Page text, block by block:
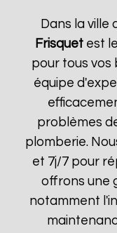
Dans la ville
Frisquet est
pour tous vos
équipe
problèmes
plomberie.
et 7j/7 pour
offrons une
notamment